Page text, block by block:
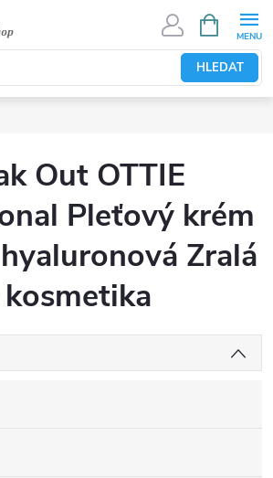
HLEDAT
NÁKUPNÍ
KOŠÍK
Out OTTIE
Pleťový krém
Zralá